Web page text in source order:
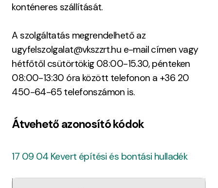
konténeres szállítását.
A szolgáltatás megrendelhető az
ugyfelszolgalat@vkszzrt.hu e-mail címen vagy
hétfőtől csütörtökig 08:00-15.30, pénteken
08:00-13:30 óra között telefonon a +36 20
450-64-65 telefonszámon is.
Átvehető azonosító kódok
17 09 04 Kevert építési és bontási hulladék